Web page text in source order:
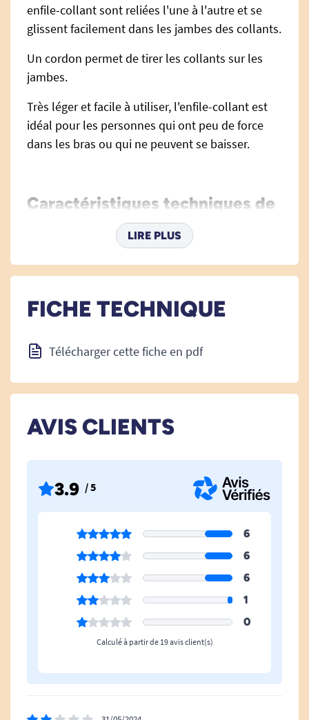
enfile-collant sont reliées l'une à l'autre et se
glissent facilement dans les jambes des collants.
Un cordon permet de tirer les collants sur les
jambes.
Très léger et facile à utiliser, l'enfile-collant est
idéal pour les personnes qui ont peu de force
dans les bras ou qui ne peuvent se baisser.
Caractéristiques techniques de
l'enfile collant Dorking :
DIMENSIONS :
Longueur de la corde : 92 cm
POIDS :
Poids : 106 g
Voir toutes les aides à l'habillage.
Voir tous les produits pour m'aider à me pencher.
LIRE PLUS
FICHE TECHNIQUE
Télécharger cette fiche en pdf
AVIS CLIENTS
3.9 / 5
6
6
6
1
0
Calculé à partir de 19 avis client(s)